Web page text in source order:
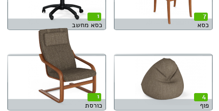
7
כסא
1
כסא מחשב
4
פוף
1
כורסת